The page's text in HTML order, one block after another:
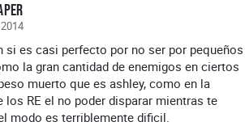
si es casi perfecto por no ser por pequeños
la gran cantidad de enemigos en ciertos
muerto que es ashley, como en la
los RE el no poder disparar mientras te
modo es terriblemente dificil.